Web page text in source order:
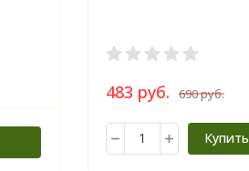
483 руб. 690 руб.
Купить